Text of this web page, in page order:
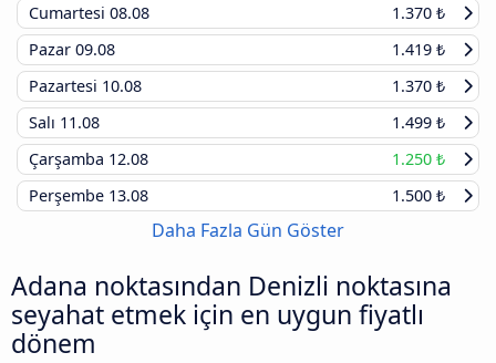
Cumartesi 08.08
1.370 ₺
Pazar 09.08
1.419 ₺
Pazartesi 10.08
1.370 ₺
Salı 11.08
1.499 ₺
Çarşamba 12.08
1.250 ₺
Perşembe 13.08 1.500 ₺
Daha Fazla Gün Göster
Adana noktasından Denizli noktasına
seyahat etmek için en uygun fiyatlı
dönem